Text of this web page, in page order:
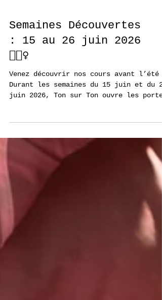
Semaines Découvertes
: 15 au 26 juin 2026
Venez découvrir nos cours avant l’été
juin 2026, Ton sur Ton ouvre les
de plusieurs cours de danse, bien-être
et mouvement.